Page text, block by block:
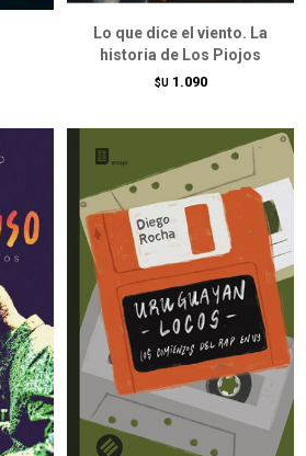
Lo que dice el viento. La
historia de Los Piojos
$U 1.090